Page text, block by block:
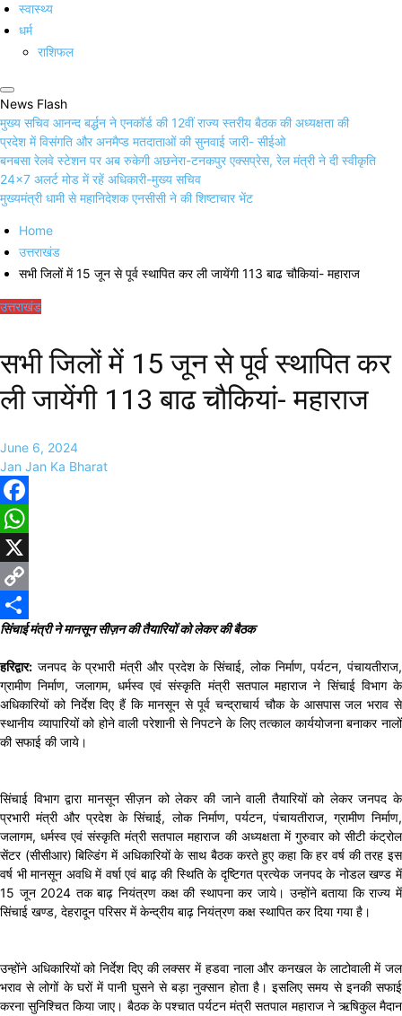
स्वास्थ्य
धर्म
राशिफल
News Flash
मुख्य सचिव आनन्द बर्द्धन ने एनकॉर्ड की 12वीं राज्य स्तरीय बैठक की अध्यक्षता की
प्रदेश में विसंगति और अनमैप्ड मतदाताओं की सुनवाई जारी- सीईओ
बनबसा रेलवे स्टेशन पर अब रुकेगी अछनेरा-टनकपुर एक्सप्रेस, रेल मंत्री ने दी स्वीकृति
24×7 अलर्ट मोड में रहें अधिकारी-मुख्य सचिव
मुख्यमंत्री धामी से महानिदेशक एनसीसी ने की शिष्टाचार भेंट
Home
उत्तराखंड
सभी जिलों में 15 जून से पूर्व स्थापित कर ली जायेंगी 113 बाढ चौकियां- महाराज
उत्तराखंड
सभी जिलों में 15 जून से पूर्व स्थापित कर
ली जायेंगी 113 बाढ चौकियां- महाराज
June 6, 2024
Jan Jan Ka Bharat
Facebook
WhatsApp
X
Copy
Link
Share
सिंचाई मंत्री ने मानसून सीज़न की तैयारियों को लेकर की बैठक
हरिद्वार: जनपद के प्रभारी मंत्री और प्रदेश के सिंचाई, लोक निर्माण, पर्यटन, पंचायतीराज,
ग्रामीण निर्माण, जलागम, धर्मस्व एवं संस्कृति मंत्री सतपाल महाराज ने सिंचाई विभाग के
अधिकारियों को निर्देश दिए हैं कि मानसून से पूर्व चन्द्राचार्य चौक के आसपास जल भराव से
स्थानीय व्यापारियों को होने वाली परेशानी से निपटने के लिए तत्काल कार्ययोजना बनाकर नालों
की सफाई की जाये।
सिंचाई विभाग द्वारा मानसून सीज़न को लेकर की जाने वाली तैयारियों को लेकर जनपद के
प्रभारी मंत्री और प्रदेश के सिंचाई, लोक निर्माण, पर्यटन, पंचायतीराज, ग्रामीण निर्माण,
जलागम, धर्मस्व एवं संस्कृति मंत्री सतपाल महाराज की अध्यक्षता में गुरुवार को सीटी कंट्रोल
सेंटर (सीसीआर) बिल्डिंग में अधिकारियों के साथ बैठक करते हुए कहा कि हर वर्ष की तरह इस
वर्ष भी मानसून अवधि में वर्षा एवं बाढ़ की स्थिति के दृष्टिगत प्रत्येक जनपद के नोडल खण्ड में
15 जून 2024 तक बाढ़ नियंत्रण कक्ष की स्थापना कर जाये। उन्होंने बताया कि राज्य में
सिंचाई खण्ड, देहरादून परिसर में केन्द्रीय बाढ़ नियंत्रण कक्ष स्थापित कर दिया गया है।
उन्होंने अधिकारियों को निर्देश दिए की लक्सर में हडवा नाला और कनखल के लाटोवाली में जल
भराव से लोगों के घरों में पानी घुसने से बड़ा नुक्सान होता है। इसलिए समय से इनकी सफाई
करना सुनिश्चित किया जाए। बैठक के पश्चात पर्यटन मंत्री सतपाल महाराज ने ऋषिकुल मैदान